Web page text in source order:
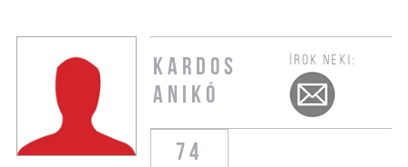
KARDOS
ANIKÓ
ÍROK NEKI:
74